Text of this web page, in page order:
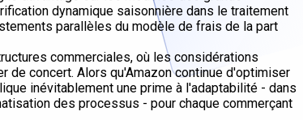
dynamique saisonnière dans le traitement
parallèles du modèle de frais de la part
commerciales, où les considérations
concert. Alors qu'Amazon continue d'optimiser
inévitablement une prime à l'adaptabilité - dans
des processus - pour chaque commerçant